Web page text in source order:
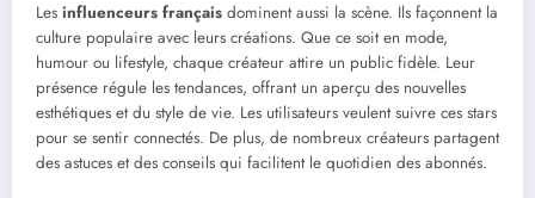
Les influenceurs français dominent aussi la scène. Ils façonnent la
culture populaire avec leurs créations. Que ce soit en mode,
humour ou lifestyle, chaque créateur attire un public fidèle. Leur
présence régule les tendances, offrant un aperçu des nouvelles
esthétiques et du style de vie. Les utilisateurs veulent suivre ces stars
pour se sentir connectés. De plus, de nombreux créateurs partagent
des astuces et des conseils qui facilitent le quotidien des abonnés.